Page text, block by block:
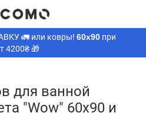
🚛 или ковры! 60х90 при
4200₴ 🎁
для ванной
"Wow" 60х90 и